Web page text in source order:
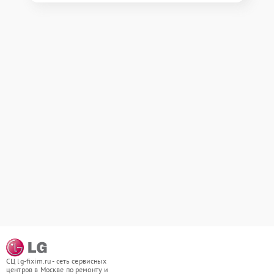
СЦ lg-fixim.ru - сеть сервисных
центров в Москве по ремонту и